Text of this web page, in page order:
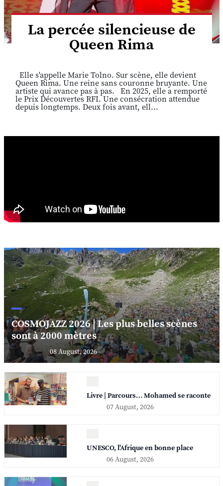
La percée silencieuse de
Queen Rima
Elle s'appelle Marie Tolno. Sur scène, elle devient
Queen Rima. Une reine sans couronne bruyante. Une
artiste qui avance pas à pas. En 2025, elle a remporté
le Prix Découvertes RFI. Une consécration attendue
depuis longtemps. Deux fois avant, ell...
COSMOJAZZ 2026 | Les plus belles scènes
sont à 2000 mètres
08 August, 2026
Livre | Parcours… Mohamed se raconte
07 August, 2026
UNESCO, l'Afrique en bonne place
06 August, 2026